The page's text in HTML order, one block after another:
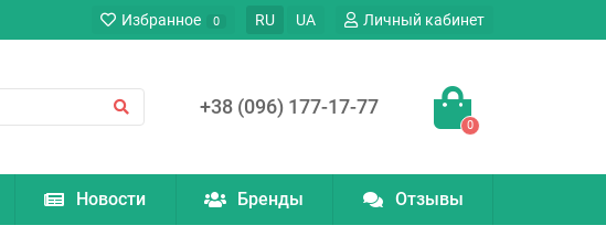
Избранное 0 RU UA Личный кабинет
+38 (096) 177-17-77
0
Новости Бренды Отзывы